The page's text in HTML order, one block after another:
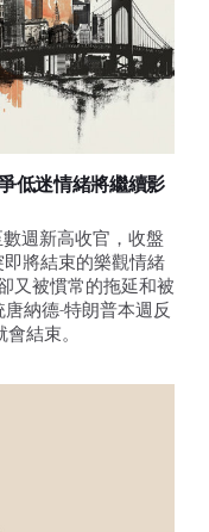
低迷情緒將繼續影
週新高收官，收盤
將結束的樂觀情緒
又被慣常的拖延和被
納德-特朗普本週反
結束。